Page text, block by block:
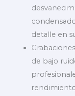
detalle en
de bajo